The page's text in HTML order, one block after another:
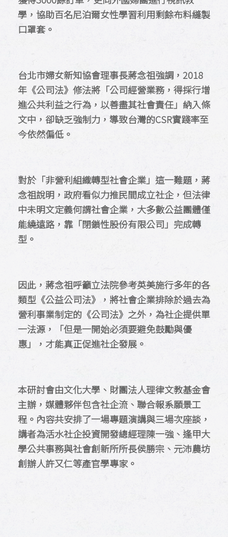
學，協助百名尼泊爾女性學習利用剩餘布料縫製
口罩套。
台北市婦女新知協會理事長蔣念祖強調，2018
年《公司法》修法將「公司經營業務，得採行增
進公共利益之行為，以善盡其社會責任」納入條
文中，卻缺乏強制力，導致台灣的CSR實踐率至
今依然偏低。
對於「非營利組織轉型社會企業」這一難題，蔣
念祖說明，政府看似力推民間成立社企，但法律
中未明文定義何謂社會企業，大多數公益團體僅
能繞遠路，靠「閉鎖性股份有限公司」完成轉
型。
因此，蔣念祖呼籲立法院參考英美施行多年的各
類型《公益公司法》，將社會企業排除於過去為
營利事業制定的《公司法》之外，為社企提供單
一法源，「但是一開始必須要避免鼓勵與優
惠」，才能真正促進社企發展。
本研討會由文化大學、財團法人理律文教基金會
主辦，媒體夥伴包含社企流、聯合報系願景工
程。內容共安排了一場專題演講與三場次座談，
講者為活水社企投資開發總經理陳一強、逢甲大
學公共事務與社會創新所所長侯勝宗、元沛農坊
創辦人許又仁等產官學專家。